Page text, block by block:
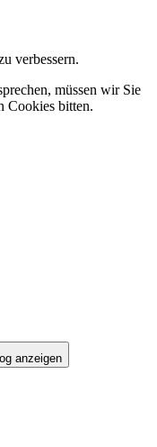
verbessern.
müssen wir Sie
Cookies bitten.
anzeigen